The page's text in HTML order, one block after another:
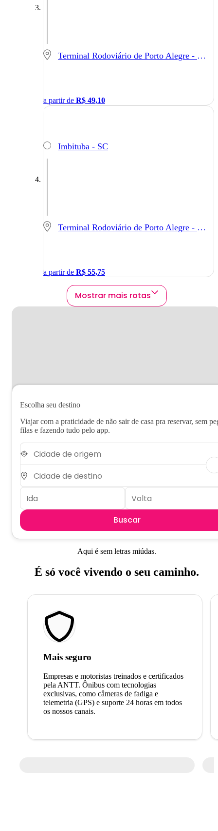
Terminal Rodoviário de Porto Alegre - Porto Alegre - RS
a partir de R$ 49,10
Imbituba - SC
Terminal Rodoviário de Porto Alegre - Porto Alegre - RS
a partir de R$ 55,75
Mostrar mais rotas
Escolha seu destino
Viajar com a praticidade de não sair de casa pra reservar, sem
filas e fazendo tudo pelo app.
Buscar
Aqui é sem letras miúdas.
É só você vivendo o seu caminho.
Mais seguro
Empresas e motoristas treinados e certificados
pela ANTT. Ônibus com tecnologias
exclusivas, como câmeras de fadiga e
telemetria (GPS) e suporte 24 horas em todos
os nossos canais.